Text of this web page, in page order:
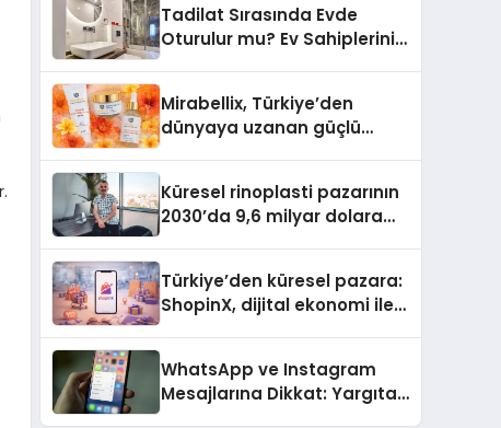
Tadilat Sırasında Evde
Oturulur mu? Ev Sahiplerinin
Mirabellix, Türkiye’den
dünyaya uzanan güçlü
Küresel rinoplasti pazarının
2030’da 9,6 milyar dolara
Türkiye’den küresel pazara:
ShopinX, dijital ekonomi ile
WhatsApp ve Instagram
Mesajlarına Dikkat: Yargıtay